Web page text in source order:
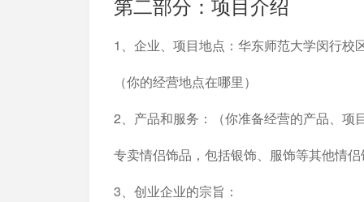
1、企业、项目地点：华东师范大学闵行校
（你的经营地点在哪里）
2、产品和服务：（你准备经营的产品、项
专卖情侣饰品，包括银饰、服饰等其他情
3、创业企业的宗旨：